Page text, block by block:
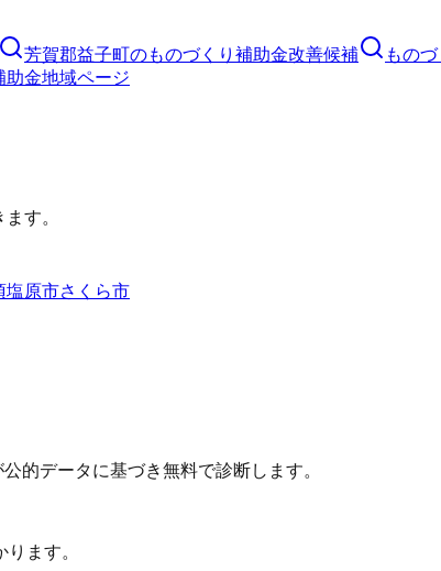
芳賀郡益子町のものづくり補助金改善候補 もの
助金地域ページ
す。
塩原市さくら市
的データに基づき無料で診断します。
ます。